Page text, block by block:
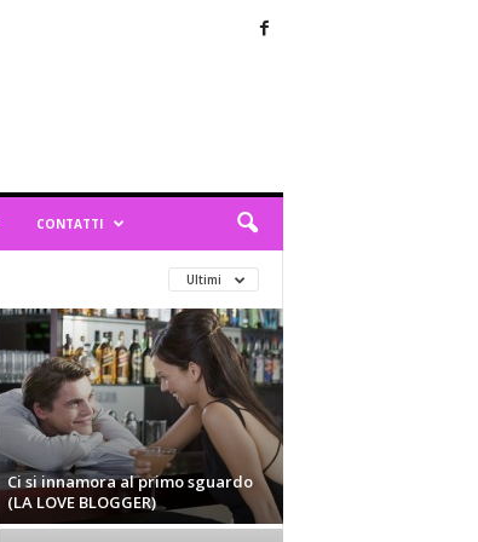
CONTATTI
Ultimi
Ci si innamora al primo sguardo
(LA LOVE BLOGGER)